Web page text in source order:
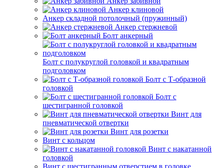
Анкер клиновой
Анкер складной потолочный (пружинный)
Анкер стержневой
Болт анкерный
Болт с полукруглой головкой и квадратным
подголовком
Болт с Т-образной
головкой
Болт с
шестигранной головкой
Винт для
пневматической отвертки
Винт для розетки
Винт с кольцом
Винт с накатанной
головкой
Винт с шестигранным отверстием в головке